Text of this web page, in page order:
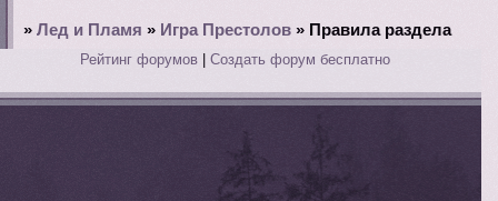
»Лед и Пламя » Игра Престолов » Правила раздела
Рейтинг форумов |Создать форум бесплатно